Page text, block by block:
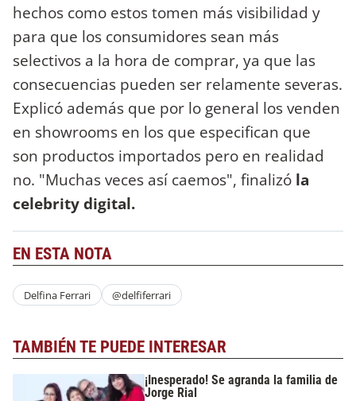
hechos como estos tomen más visibilidad y
para que los consumidores sean más
selectivos a la hora de comprar, ya que las
consecuencias pueden ser relamente severas.
Explicó además que por lo general los venden
en showrooms en los que especifican que
son productos importados pero en realidad
no. "Muchas veces así caemos", finalizó la
celebrity digital.
EN ESTA NOTA
Delfina Ferrari @delfiferrari
TAMBIÉN TE PUEDE INTERESAR
¡Inesperado! Se agranda la familia de
Jorge Rial